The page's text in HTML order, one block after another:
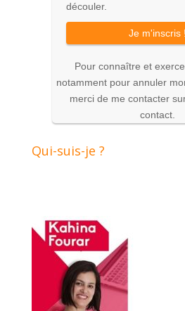
découler.
Je m'inscris !
Pour connaître et
notamment pour annuler
merci de me contacter
contact.
Qui-suis-je ?